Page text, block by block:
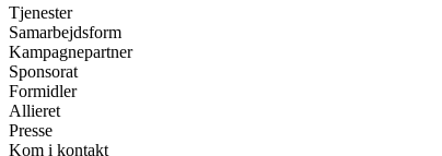
Tjenester
Samarbejdsform
Kampagnepartner
Sponsorat
Formidler
Allieret
Presse
Kom i kontakt